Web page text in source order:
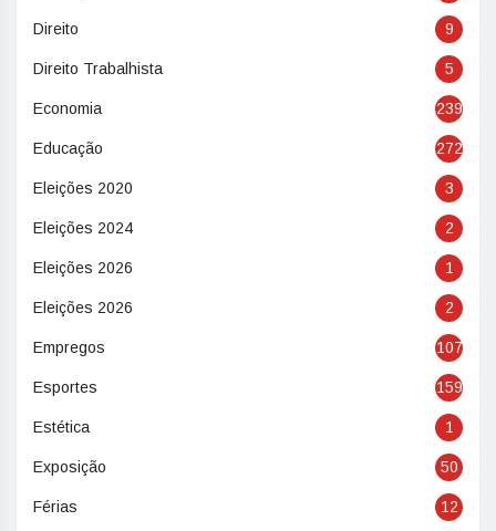
Direito 9
Direito Trabalhista 5
Economia 239
Educação 272
Eleições 2020 3
Eleições 2024 2
Eleições 2026 1
Eleições 2026 2
Empregos 107
Esportes 159
Estética 1
Exposição 50
Férias 12